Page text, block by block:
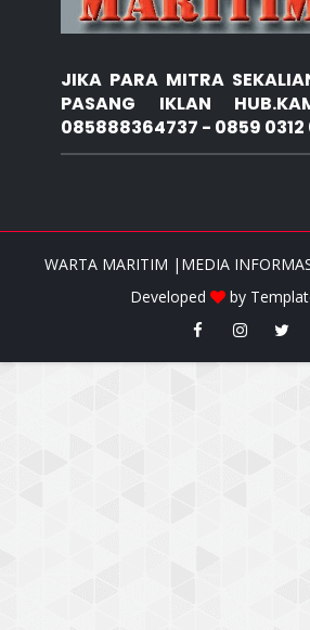
JIKA PARA MITRA
PASANG IKLAN
085888364737 - 0859 0312
WARTA MARITIM |MEDIA
Developed
by